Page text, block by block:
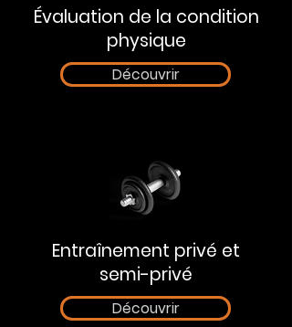
Évaluation de la condition
physique
Découvrir
Entraînement privé et
semi-privé
Découvrir